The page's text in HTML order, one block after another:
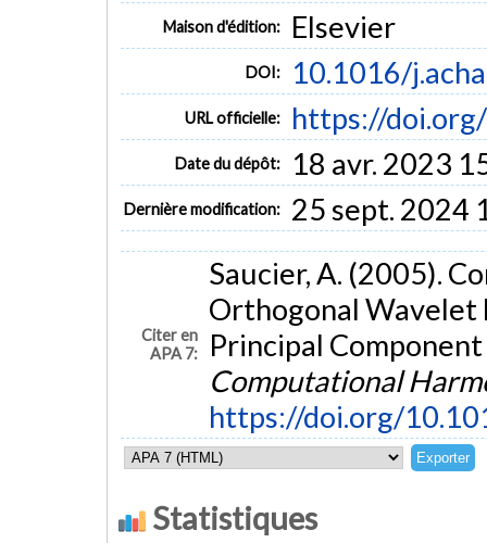
Maison d'édition: Elsevier
DOI: 10.1016/
URL officielle: https://
Date du dépôt: 18 avr. 2023
Dernière modification: 25 sept. 2024
Citer en
APA 7:
Saucier, A. (2005).
Orthogonal Wavelet
Principal
Computational
https://doi.org/
Statistiques